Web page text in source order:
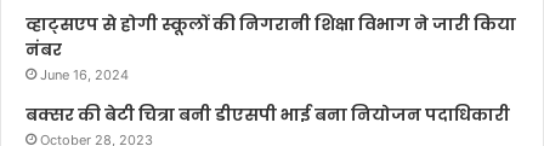
व्हाट्सएप से होगी स्कूलों की निगरानी शिक्षा विभाग ने जारी किया
नंबर
June 16, 2024
बक्सर की बेटी चित्रा बनी डीएसपी भाई बना नियोजन पदाधिकारी
October 28, 2023